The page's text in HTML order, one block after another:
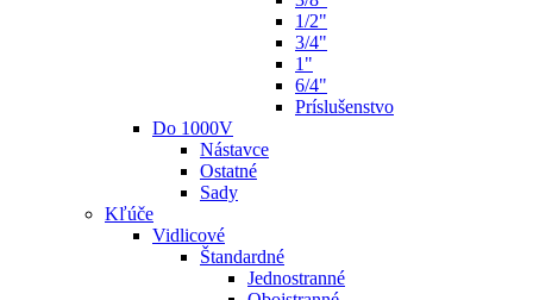
1/2"
3/4"
1"
6/4"
Príslušenstvo
Do 1000V
Nástavce
Ostatné
Sady
Kľúče
Vidlicové
Štandardné
Jednostranné